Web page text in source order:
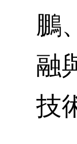
鵬
融
技